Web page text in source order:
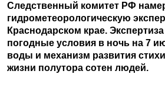
Следственный комитет РФ
гидрометеорологическую
Краснодарском крае.
погодные условия в ночь на 7
воды и механизм развития
жизни полутора сотен людей.